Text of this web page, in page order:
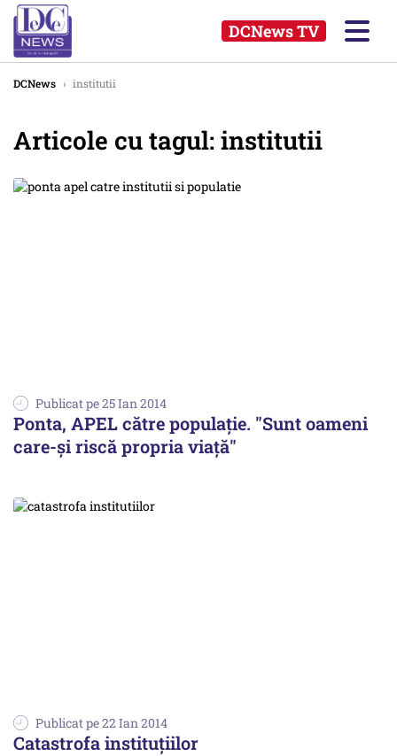
DCNews TV
DCNews › institutii
Articole cu tagul: institutii
Publicat pe 25 Ian 2014
Ponta, APEL către populație. "Sunt oameni
care-și riscă propria viață"
Publicat pe 22 Ian 2014
Catastrofa instituțiilor